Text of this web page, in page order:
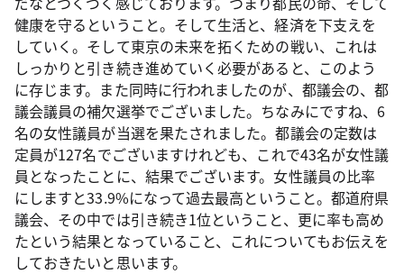
健康を守るということ。そして生活と、経済を下支えを
していく。そして東京の未来を拓くための戦い、これは
しっかりと引き続き進めていく必要があると、このよう
に存じます。また同時に行われましたのが、都議会の、都
議会議員の補欠選挙でございました。ちなみにですね、6
名の女性議員が当選を果たされました。都議会の定数は
定員が127名でございますけれども、これで43名が女性議
員となったことに、結果でございます。女性議員の比率
にしますと33.9%になって過去最高ということ。都道府県
議会、その中では引き続き1位ということ、更に率も高め
たという結果となっていること、これについてもお伝えを
しておきたいと思います。